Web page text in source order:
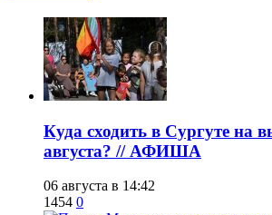
​Куда сходить в Сургуте на
августа? // АФИША
06 августа в 14:42
1454 0